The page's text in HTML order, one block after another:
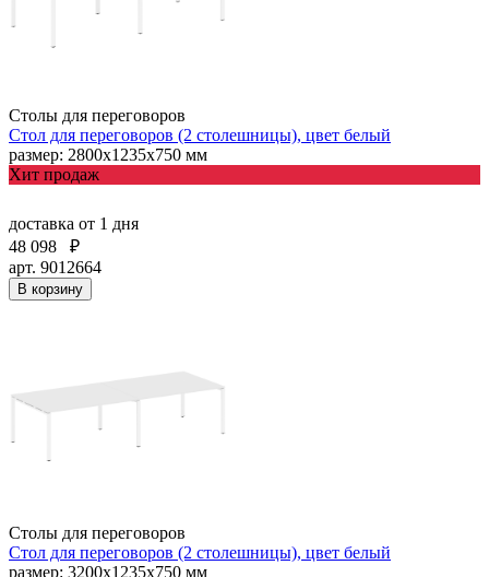
Столы для переговоров
Стол для переговоров (2 столешницы), цвет белый
размер: 2800х1235х750 мм
Хит продаж
доставка от 1 дня
48 098
₽
арт. 9012664
В корзину
Столы для переговоров
Стол для переговоров (2 столешницы), цвет белый
размер: 3200х1235х750 мм